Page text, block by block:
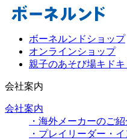
ボーネルンドショップ
オンラインショップ
親子のあそび場キドキ
会社案内
会社案内
・海外メーカーのご紹
・プレイリーダー・